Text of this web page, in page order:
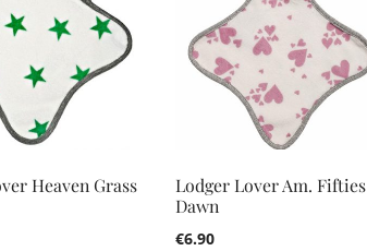
Heaven Grass
Lodger Lover Am. Fifties
Dawn
€6.90